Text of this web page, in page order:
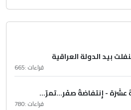
بيد الدولة العراقية
قراءات :665
عشَرَة - إِنتفاضةُ صفَر…تمرّ...
قراءات :780